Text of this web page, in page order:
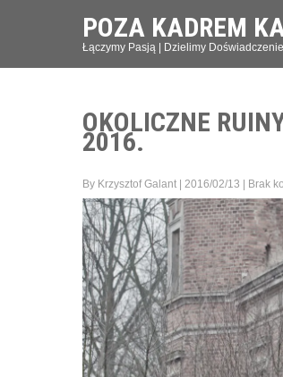
POZA KADREM
Łączymy Pasją | Dzielimy
OKOLICZNE
2016.
By Krzysztof Galant 2016/02/13 Brak